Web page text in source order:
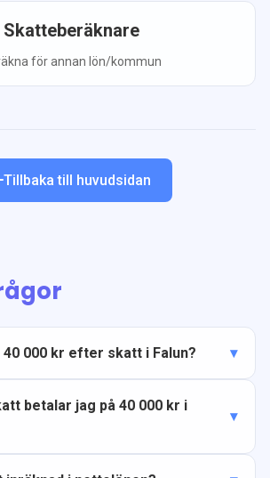
Skatteberäknare
för annan lön/kommun
Tillbaka till huvudsidan
000 kr efter skatt i Falun?
betalar jag på 40 000 kr i